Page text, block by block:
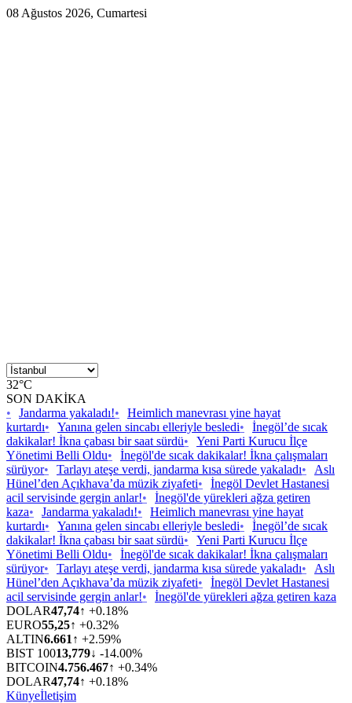
08 Ağustos 2026, Cumartesi
32°C
SON DAKİKA
•
Jandarma yakaladı!•
Heimlich manevrası yine hayat
kurtardı• Yanına gelen sincabı elleriyle besledi•
İnegöl’de sıcak
dakikalar! İkna çabası bir saat sürdü•
Yeni Parti Kurucu İlçe
Yönetimi Belli Oldu•
İnegöl'de sıcak dakikalar! İkna çalışmaları
sürüyor• Tarlayı ateşe verdi, jandarma kısa sürede yakaladı•
Aslı
Hünel’den Açıkhava’da müzik ziyafeti•
İnegöl Devlet Hastanesi
acil servisinde gergin anlar!•
İnegöl'de yürekleri ağza getiren
kaza• Jandarma yakaladı!•
Heimlich manevrası yine hayat
kurtardı• Yanına gelen sincabı elleriyle besledi•
İnegöl’de sıcak
dakikalar! İkna çabası bir saat sürdü•
Yeni Parti Kurucu İlçe
Yönetimi Belli Oldu•
İnegöl'de sıcak dakikalar! İkna çalışmaları
sürüyor• Tarlayı ateşe verdi, jandarma kısa sürede yakaladı•
Aslı
Hünel’den Açıkhava’da müzik ziyafeti•
İnegöl Devlet Hastanesi
acil servisinde gergin anlar!•
İnegöl'de yürekleri ağza getiren kaza
DOLAR47,74↑ +0.18%
EURO55,25↑ +0.32%
ALTIN6.661 ↑ +2.59%
BIST 10013,779↓ -14.00%
BITCOIN4.756.467↑ +0.34%
DOLAR47,74↑ +0.18%
Künyeİletişim